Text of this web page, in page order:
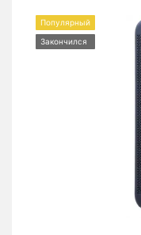
Популярный
Закончился